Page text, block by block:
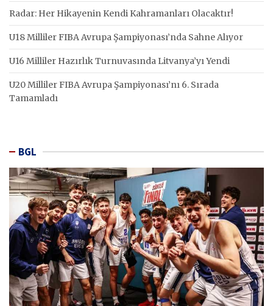
Radar: Her Hikayenin Kendi Kahramanları Olacaktır!
U18 Milliler FIBA Avrupa Şampiyonası’nda Sahne Alıyor
U16 Milliler Hazırlık Turnuvasında Litvanya’yı Yendi
U20 Milliler FIBA Avrupa Şampiyonası’nı 6. Sırada
Tamamladı
BGL